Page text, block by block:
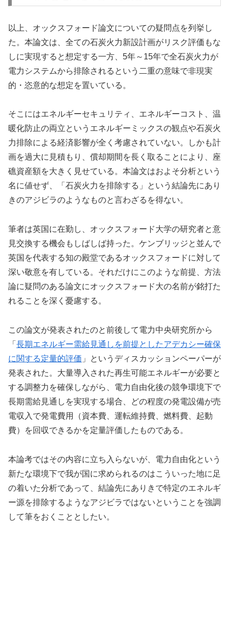
以上、オックスフォード論文についての疑問点を列挙し
た。本論文は、全ての石炭火力新設計画がリスク評価もな
しに実現すると想定する一方、5年～15年で全石炭火力が
電力システムから排除されるという二重の意味で非現実
的・恣意的な想定を置いている。
そこにはエネルギーセキュリティ、エネルギーコスト、温
暖化防止の両立というエネルギーミックスの観点や石炭火
力排除による経済影響が全く考慮されていない。しかも計
画を過大に見積もり、償却期間を長く取ることにより、座
礁資産額を大きく見せている。本論文はおよそ分析という
名に値せず、「石炭火力を排除する」という結論先にあり
きのアジビラのようなものと言わざるを得ない。
筆者は英国に在勤し、オックスフォード大学の研究者と意
見交換する機会もしばしば持った。ケンブリッジと並んで
英国を代表する知の殿堂であるオックスフォードに対して
深い敬意を有している。それだけにこのような前提、方法
論に疑問のある論文にオックスフォード大の名前が銘打た
れることを深く憂慮する。
この論文が発表されたのと前後して電力中央研究所から
「 長期エネルギー需給見通しを前提としたアデカシー確保
に関する定量的評価 」というディスカッションペーパーが
発表された。大量導入された再生可能エネルギーが必要と
する調整力を確保しながら、電力自由化後の競争環境下で
長期需給見通しを実現する場合、どの程度の発電設備が売
電収入で発電費用（資本費、運転維持費、燃料費、起動
費）を回収できるかを定量評価したものである。
本論考ではその内容に立ち入らないが、電力自由化という
新たな環境下で我が国に求められるのはこういった地に足
の着いた分析であって、結論先にありきで特定のエネルギ
ー源を排除するようなアジビラではないということを強調
して筆をおくこととしたい。